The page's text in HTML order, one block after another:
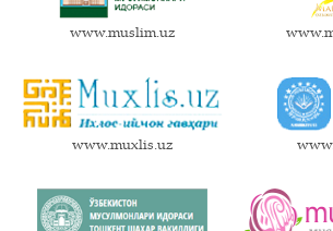
www.muslim.uz
www.muxlis.uz